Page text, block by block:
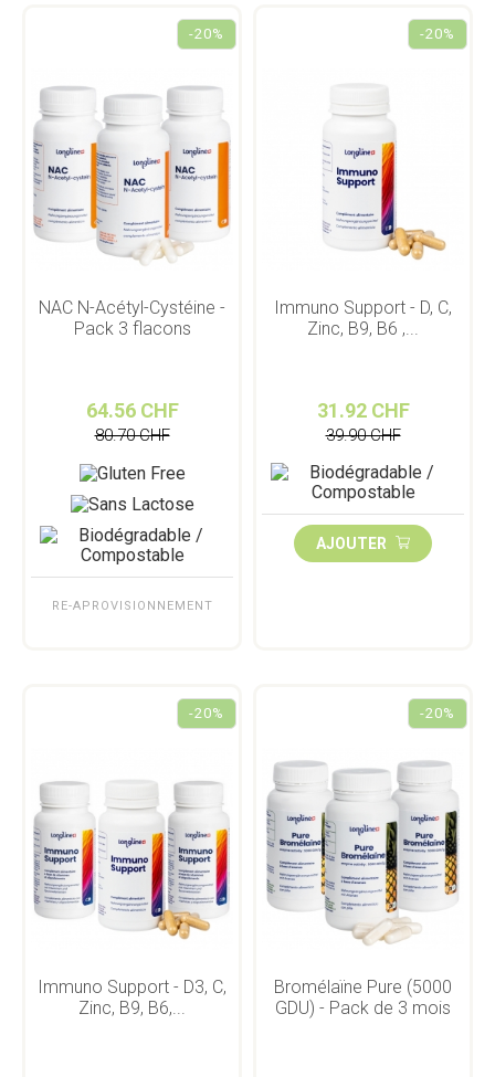
-20%
NAC N-Acétyl-Cystéine -
Pack 3 flacons
64.56 CHF
80.70 CHF
RE-APROVISIONNEMENT
-20%
Immuno Support - D, C,
Zinc, B9, B6 ,...
31.92 CHF
39.90 CHF
AJOUTER
-20%
Immuno Support - D3, C,
Zinc, B9, B6,...
-20%
Bromélaïne Pure (5000
GDU) - Pack de 3 mois